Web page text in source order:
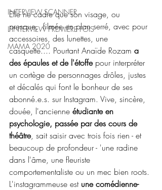
INTERVIEW SCANNER
L'INTERVIEW PREMIÈRE FOIS
MAMA 2020
Elle ne cadre que son visage, ou
presque, filmée en plan serré, avec pour
accessoires, des lunettes, une
casquette.... Pourtant Anaïde Rozam a
des épaules et de l'étoffe pour interpréter
un cortège de personnages drôles, justes
et décalés qui font le bonheur de ses
abonné.e.s. sur Instagram. Vive, sincère,
douée, l'ancienne étudiante en
psychologie, passée par des cours de
théâtre, sait saisir avec trois fois rien - et
beaucoup de profondeur - 'une radine
dans l'âme, une fleuriste
comportementaliste ou un mec bien roots.
L'instagrammeuse est une comédienne-